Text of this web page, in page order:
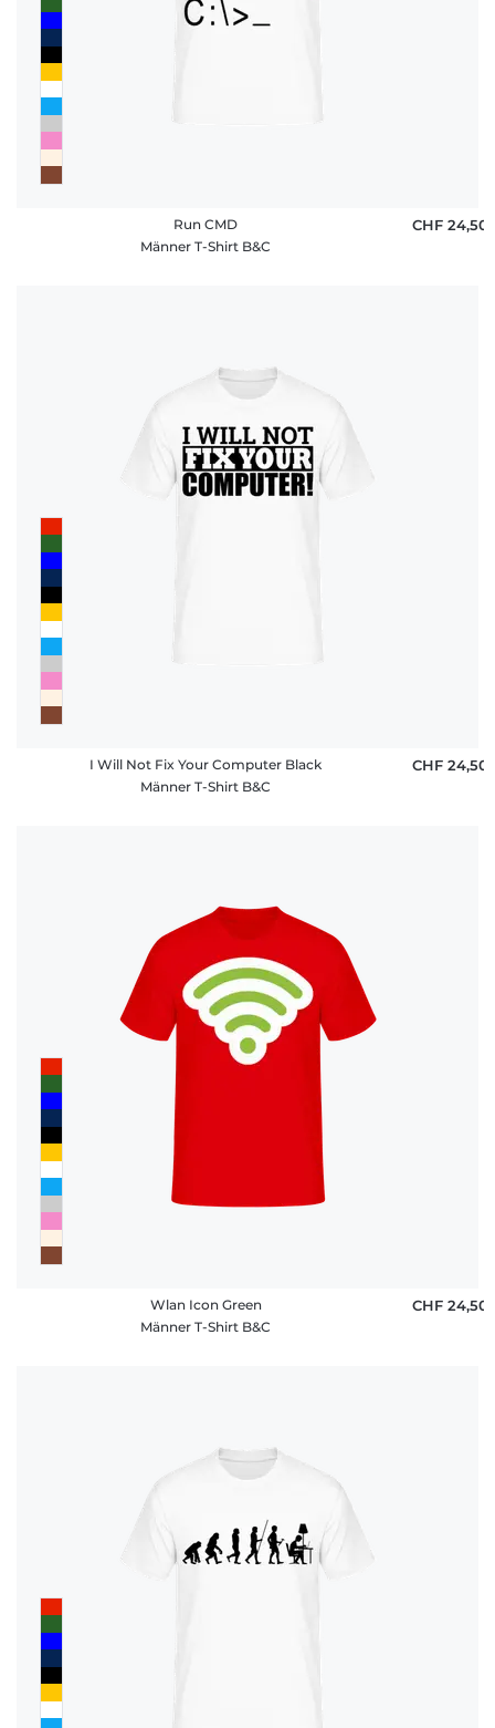
Run CMD
Männer T-Shirt B&C
CHF 24,50
I Will Not Fix Your Computer Black
Männer T-Shirt B&C
CHF 24,50
Wlan Icon Green
Männer T-Shirt B&C
CHF 24,50